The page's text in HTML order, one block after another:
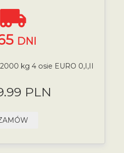
DNI
kg 4 osie EURO 0,I,II
PLN